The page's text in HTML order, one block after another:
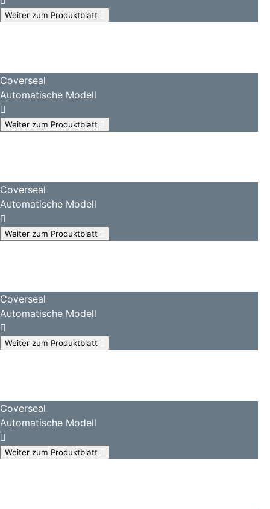
Weiter zum Produktblatt
Coverseal
Automatische Modell
Weiter zum Produktblatt
Coverseal
Automatische Modell
Weiter zum Produktblatt
Coverseal
Automatische Modell
Weiter zum Produktblatt
Coverseal
Automatische Modell
Weiter zum Produktblatt